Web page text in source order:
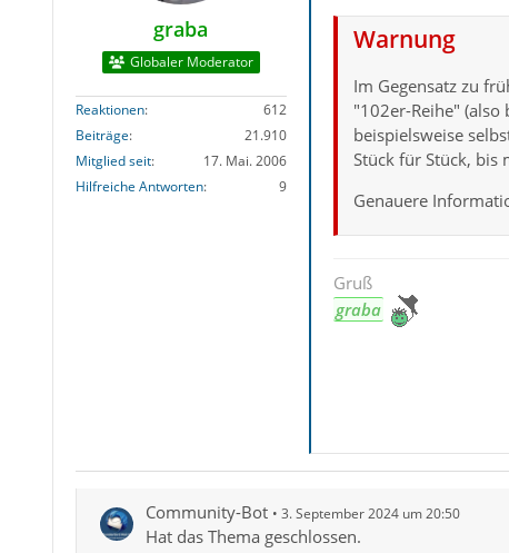
graba
Globaler Moderator
Reaktionen
612
Beiträge
21.910
Mitglied seit
17. Mai. 2006
Hilfreiche Antworten
9
Warnung
Im Gegensatz zu
"102er-Reihe"
beispielsweise
Stück für Stück, bis
Genauere
Gruß
graba
Community-Bot 3. September 2024 um 20:50
Hat das Thema geschlossen.